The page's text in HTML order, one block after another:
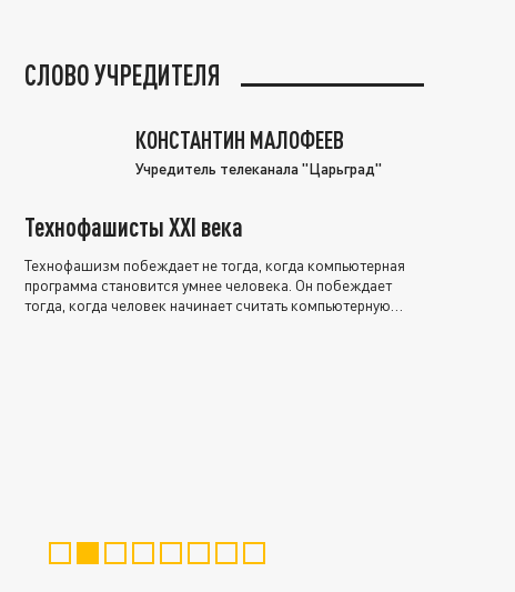
СЛОВО УЧРЕДИТЕЛЯ
КОНСТАНТИН МАЛОФЕЕВ
Учредитель телеканала "Царьград"
Технофашисты XXI века
Технофашизм побеждает не тогда, когда компьютерная
программа становится умнее человека. Он побеждает
тогда, когда человек начинает считать компьютерную